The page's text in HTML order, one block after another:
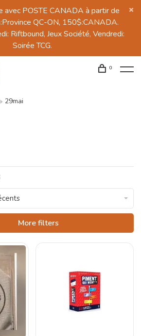
avec POSTE CANADA à partir de
QC-ON, 150$:CANADA.
Riftbound, Jeux Société, Vendredi:
Soirée TCG.
0
29mai
More filters